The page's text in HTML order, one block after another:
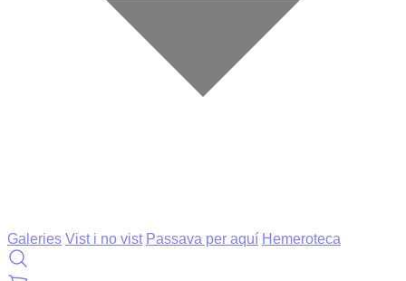
Galeries Vist i no vist Passava per aquí Hemeroteca